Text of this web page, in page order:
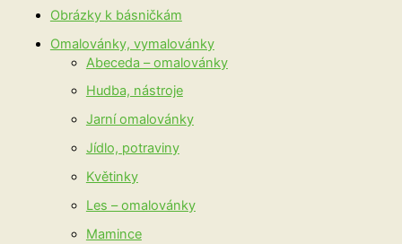
Obrázky k básničkám
Omalovánky, vymalovánky
Abeceda – omalovánky
Hudba, nástroje
Jarní omalovánky
Jídlo, potraviny
Květinky
Les – omalovánky
Mamince